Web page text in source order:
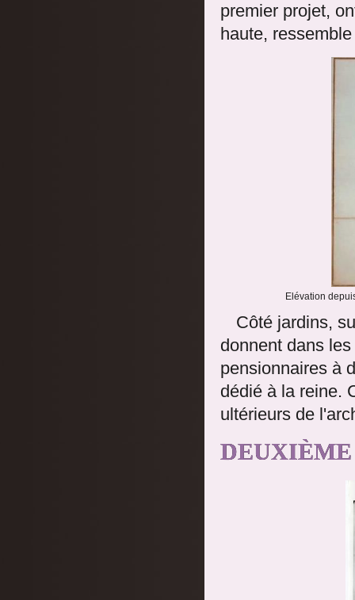
premier projet,
haute,
Elévation
Côté jardins,
donnent dans
pensionnaires à
dédié à la reine.
ultérieurs de